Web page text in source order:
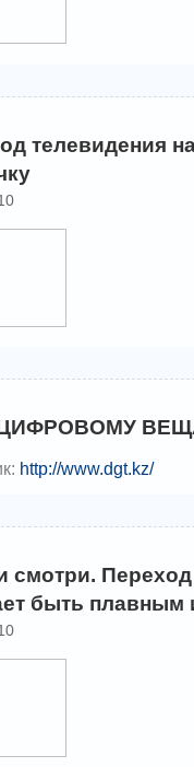
телевидения
ЦИФРОВОМУ
http://www.dgt.kz/
смотри.
быть плавным